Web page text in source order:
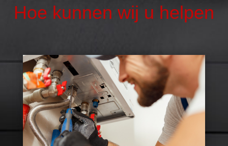
Hoe kunnen wij u helpen